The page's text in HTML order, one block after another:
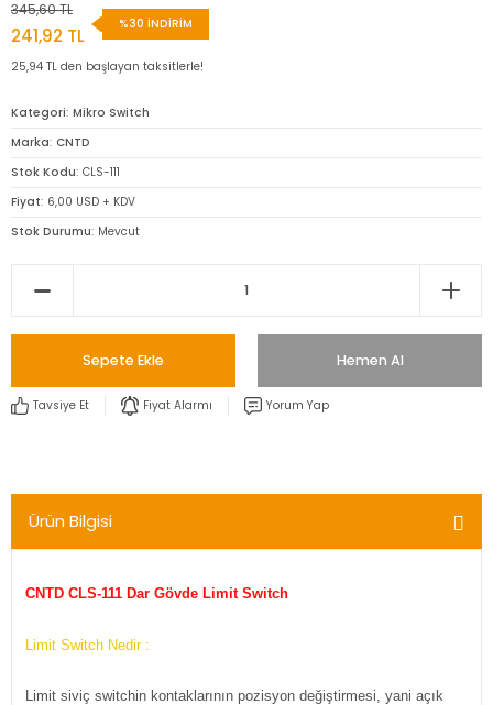
345,60 TL
241,92 TL
%30 İNDİRİM
25,94 TL den başlayan taksitlerle!
Kategori Mikro Switch
Marka CNTD
Stok Kodu CLS-111
Fiyat 6,00 USD + KDV
Stok Durumu Mevcut
Sepete Ekle Hemen Al
Tavsiye Et Fiyat Alarmı Yorum Yap
Ürün Bilgisi
CNTD CLS-111 Dar Gövde Limit Switch
Limit Switch Nedir :
Limit siviç switchin kontaklarının pozisyon değiştirmesi, yani açık